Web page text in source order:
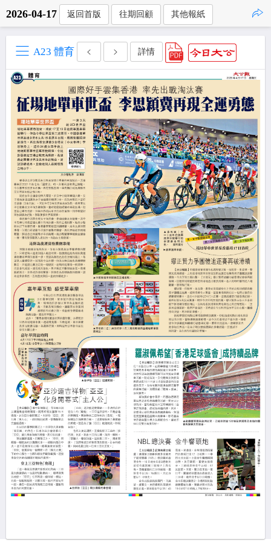
2026-04-17 返回首版 往期回顧 其他報紙
A23 體育 詳情